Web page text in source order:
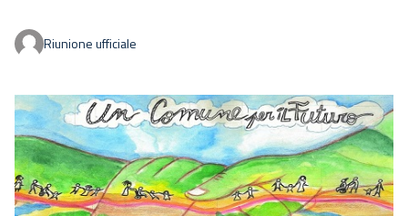
Riunione ufficiale